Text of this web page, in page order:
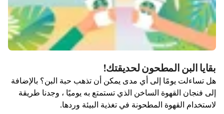
بقايا البن المطحون لحديقتك!
هل تساءلت يومًا إلى أي مدى يمكن أن تذهب حبة البن؟ بالإضافة
إلى فنجان القهوة الساخن الذي تستمتع به يوميًا ، وجدنا طريقة
لاستخدام القهوة المطحونة في تغذية البيئة وردها.